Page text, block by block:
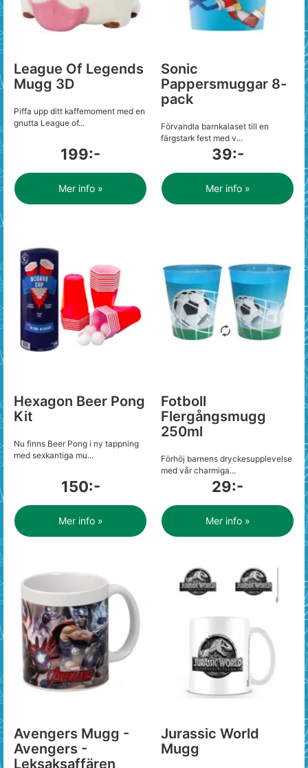
League Of Legends
Mugg 3D
Piffa upp ditt kaffemoment med en
gnutta League of...
199:-
Mer info »
Sonic
Pappersmuggar 8-
pack
Förvandla barnkalaset till en
färgstark fest med v...
39:-
Mer info »
Hexagon Beer Pong
Kit
Nu finns Beer Pong i ny tappning
med sexkantiga mu...
150:-
Mer info »
Fotboll
Flergångsmugg
250ml
Förhöj barnens dryckesupplevelse
med vår charmiga...
29:-
Mer info »
Avengers Mugg -
Avengers -
Leksaksaffären
Jurassic World
Mugg